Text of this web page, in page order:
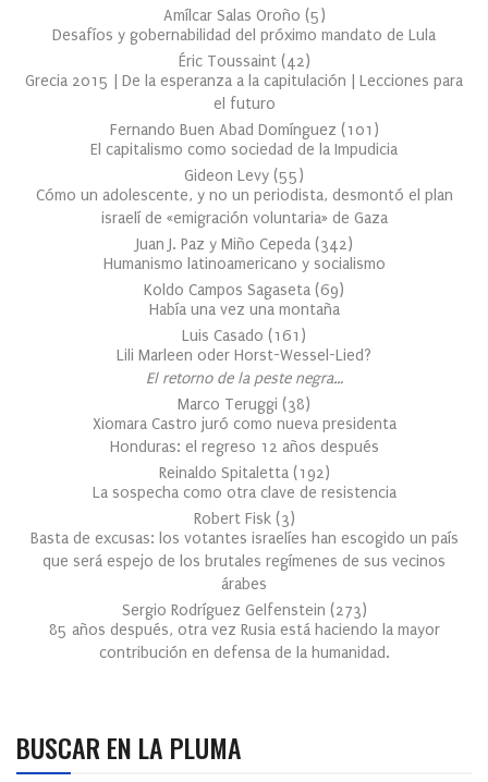
Amílcar Salas Oroño (5)
Desafíos y gobernabilidad del próximo mandato de Lula
Éric Toussaint (42)
Grecia 2015 | De la esperanza a la capitulación | Lecciones para
el futuro
Fernando Buen Abad Domínguez (101 )
El capitalismo como sociedad de la Impudicia
Gideon Levy (55)
Cómo un adolescente, y no un periodista, desmontó el plan
israelí de «emigración voluntaria» de Gaza
Juan J. Paz y Miño Cepeda (342)
Humanismo latinoamericano y socialismo
Koldo Campos Sagaseta (69)
Había una vez una montaña
Luis Casado (161 )
Lili Marleen oder Horst-Wessel-Lied?
El retorno de la peste negra…
Marco Teruggi (38)
Xiomara Castro juró como nueva presidenta
Honduras: el regreso 12 años después
Reinaldo Spitaletta (192)
La sospecha como otra clave de resistencia
Robert Fisk (3)
Basta de excusas: los votantes israelíes han escogido un país
que será espejo de los brutales regímenes de sus vecinos
árabes
Sergio Rodríguez Gelfenstein (273)
85 años después, otra vez Rusia está haciendo la mayor
contribución en defensa de la humanidad.
BUSCAR EN LA PLUMA